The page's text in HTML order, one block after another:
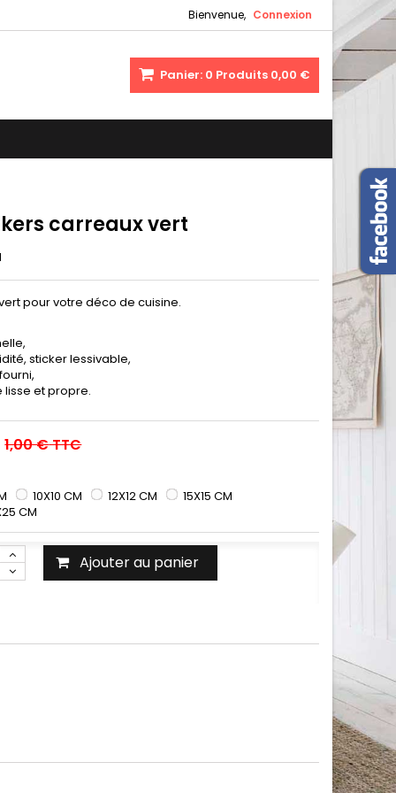
Bienvenue, Connexion
Panier: 0 Produits 0,00 €
carreaux vert
pour votre déco de cuisine.
sticker lessivable,
lisse et propre.
1,00 €TTC
10X10 CM 12X12 CM
15X15 CM
CM
Ajouter au panier